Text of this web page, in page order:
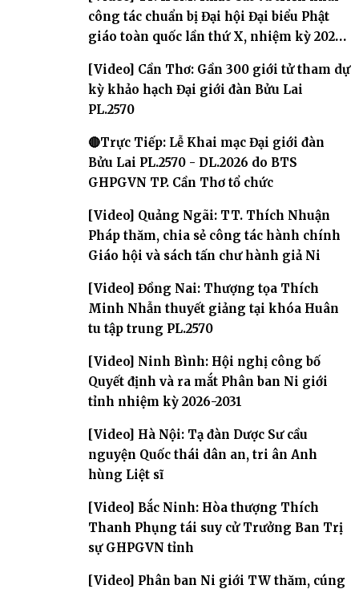
công tác chuẩn bị Đại hội Đại biểu Phật
giáo toàn quốc lần thứ X, nhiệm kỳ 2026-
[Video] Cần Thơ: Gần 300 giới tử tham dự
kỳ khảo hạch Đại giới đàn Bửu Lai
PL.2570
🔴Trực Tiếp: Lễ Khai mạc Đại giới đàn
Bửu Lai PL.2570 - DL.2026 do BTS
GHPGVN TP. Cần Thơ tổ chức
[Video] Quảng Ngãi: TT. Thích Nhuận
Pháp thăm, chia sẻ công tác hành chính
Giáo hội và sách tấn chư hành giả Ni
[Video] Đồng Nai: Thượng tọa Thích
Minh Nhẫn thuyết giảng tại khóa Huân
tu tập trung PL.2570
[Video] Ninh Bình: Hội nghị công bố
Quyết định và ra mắt Phân ban Ni giới
tỉnh nhiệm kỳ 2026-2031
[Video] Hà Nội: Tạ đàn Dược Sư cầu
nguyện Quốc thái dân an, tri ân Anh
hùng Liệt sĩ
[Video] Bắc Ninh: Hòa thượng Thích
Thanh Phụng tái suy cử Trưởng Ban Trị
sự GHPGVN tỉnh
[Video] Phân ban Ni giới TW thăm, cúng